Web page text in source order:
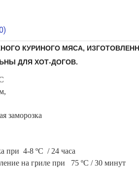
КУРИНОГО МЯСА,
ДЛЯ ХОТ-ДОГОВ.
заморозка
при 4-8 ºС / 24 часа
на гриле при 75 ºС / 30 минут